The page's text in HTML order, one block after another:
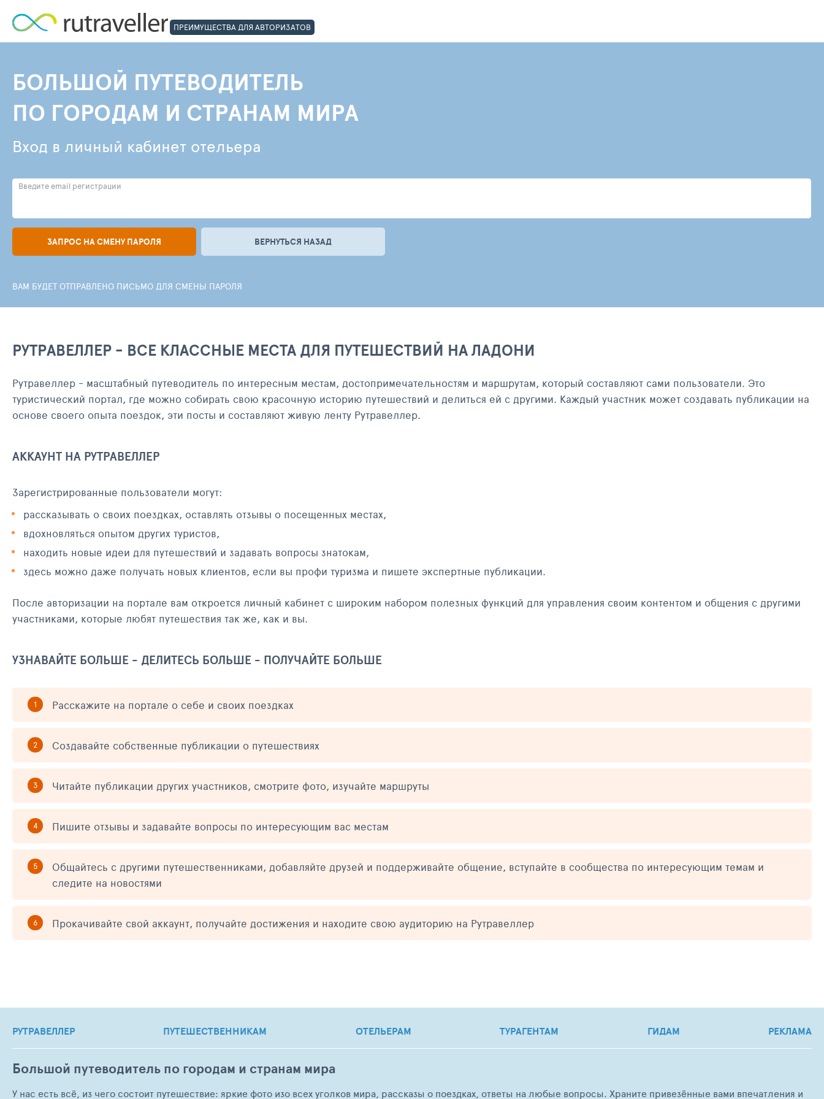
ПРЕИМУЩЕСТВА ДЛЯ АВТОРИЗАТОВ
БОЛЬШОЙ ПУТЕВОДИТЕЛЬ
ПО ГОРОДАМ И СТРАНАМ МИРА
Вход в личный кабинет отельера
Введите email регистрации
ЗАПРОС НА СМЕНУ ПАРОЛЯ ВЕРНУТЬСЯ НАЗАД
ВАМ БУДЕТ ОТПРАВЛЕНО ПИСЬМО ДЛЯ СМЕНЫ ПАРОЛЯ
РУТРАВЕЛЛЕР - ВСЕ КЛАССНЫЕ МЕСТА ДЛЯ ПУТЕШЕСТВИЙ НА ЛАДОНИ
Рутравеллер - масштабный путеводитель по интересным местам, достопримечательностям и маршрутам, который составляют сами пользователи. Это
туристический портал, где можно собирать свою красочную историю путешествий и делиться ей с другими. Каждый участник может создавать публикации на
основе своего опыта поездок, эти посты и составляют живую ленту Рутравеллер.
АККАУНТ НА РУТРАВЕЛЛЕР
Зарегистрированные пользователи могут:
рассказывать о своих поездках, оставлять отзывы о посещенных местах,
вдохновляться опытом других туристов,
находить новые идеи для путешествий и задавать вопросы знатокам,
здесь можно даже получать новых клиентов, если вы профи туризма и пишете экспертные публикации.
После авторизации на портале вам откроется личный кабинет с широким набором полезных функций для управления своим контентом и общения с другими
участниками, которые любят путешествия так же, как и вы.
УЗНАВАЙТЕ БОЛЬШЕ - ДЕЛИТЕСЬ БОЛЬШЕ - ПОЛУЧАЙТЕ БОЛЬШЕ
Расскажите на портале о себе и своих поездках
Создавайте собственные публикации о путешествиях
Читайте публикации других участников, смотрите фото, изучайте маршруты
Пишите отзывы и задавайте вопросы по интересующим вас местам
Общайтесь с другими путешественниками, добавляйте друзей и поддерживайте общение, вступайте в сообщества по интересующим темам и
следите на новостями
Прокачивайте свой аккаунт, получайте достижения и находите свою аудиторию на Рутравеллер
РУТРАВЕЛЛЕР ПУТЕШЕСТВЕННИКАМ ОТЕЛЬЕРАМ ТУРАГЕНТАМ ГИДАМ РЕКЛАМА
Большой путеводитель по городам и странам мира
У нас есть всё, из чего состоит путешествие: яркие фото изо всех уголков мира, рассказы о поездках, ответы на любые вопросы. Храните привезённые вами впечатления и